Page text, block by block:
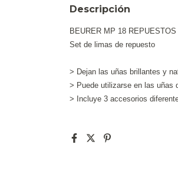
Descripción
BEURER MP 18
Set de limas de repuesto
> Dejan las uñas brillantes y
> Puede utilizarse en las uñas
> Incluye 3 accesorios